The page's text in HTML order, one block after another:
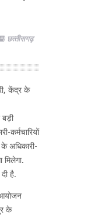
छत्‍तीसगढ़
केंद्र के
बड़ी
कर्मचारियों
अधिकारी-
मिलेगा.
है.
के